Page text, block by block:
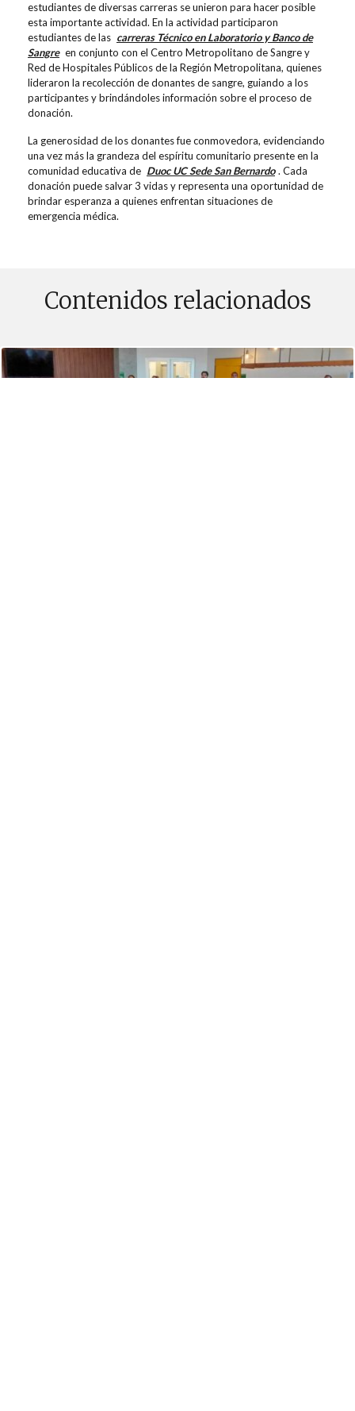
estudiantes de diversas carreras se unieron para hacer posible
esta importante actividad. En la actividad participaron
estudiantes de las carreras Técnico en Laboratorio y Banco de
Sangre en conjunto con el Centro Metropolitano de Sangre y
Red de Hospitales Públicos de la Región Metropolitana, quienes
lideraron la recolección de donantes de sangre, guiando a los
participantes y brindándoles información sobre el proceso de
donación.
La generosidad de los donantes fue conmovedora, evidenciando
una vez más la grandeza del espíritu comunitario presente en la
comunidad educativa de Duoc UC Sede San Bernardo . Cada
donación puede salvar 3 vidas y representa una oportunidad de
brindar esperanza a quienes enfrentan situaciones de
emergencia médica.
Contenidos relacionados